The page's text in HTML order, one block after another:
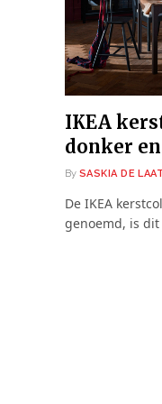
IKEA
donker
By SASKIA DE LAAT
De IKEA
genoemd, is